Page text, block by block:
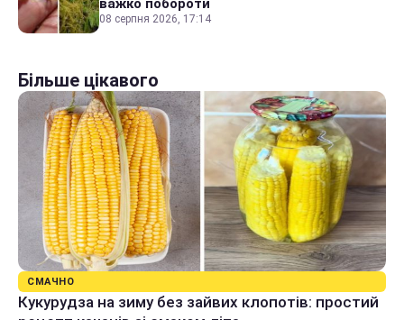
важко побороти
08 серпня 2026, 17:14
Більше цікавого
СМАЧНО
Кукурудза на зиму без зайвих клопотів: простий